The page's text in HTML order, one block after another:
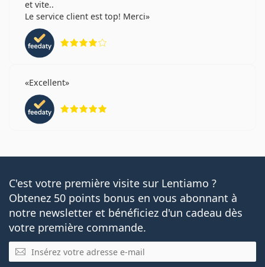
et vite..
Le service client est top! Merci
Excellent
C'est votre première visite sur Lentiamo ?
Obtenez 50 points bonus en vous abonnant à
notre newsletter et bénéficiez d'un cadeau dès
votre première commande.
E-mail